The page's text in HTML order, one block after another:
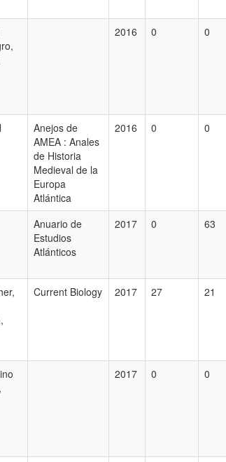
2016 0 0
Anejos de
AMEA : Anales
de Historia
Medieval de la
Europa
Atlántica
2016 0 0
Anuario de
Estudios
Atlánticos
2017 0 63
Current Biology 2017 27 21
2017 0 0